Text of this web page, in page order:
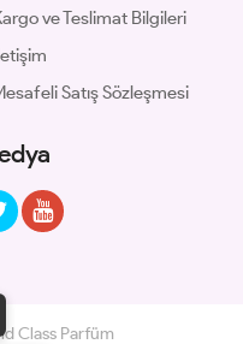
ve Teslimat Bilgileri
Satış Sözleşmesi
Class Parfüm